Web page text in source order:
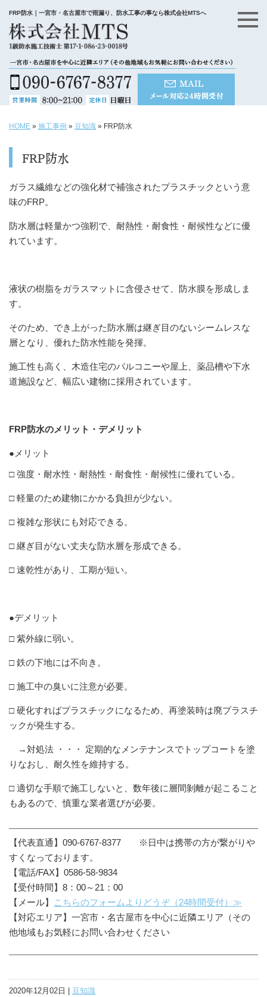
FRP防水｜一宮市・名古屋市で雨漏り、防水工事の事なら株式会社MTSへ
HOME » 施工事例 » 豆知識 » FRP防水
FRP防水
ガラス繊維などの強化材で補強されたプラスチックという意
味のFRP。
防水層は軽量かつ強靭で、耐熱性・耐食性・耐候性などに優
れています。
液状の樹脂をガラスマットに含侵させて、防水膜を形成しま
す。
そのため、でき上がった防水層は継ぎ目のないシームレスな
層となり、優れた防水性能を発揮。
施工性も高く、木造住宅のバルコニーや屋上、薬品槽や下水
道施設など、幅広い建物に採用されています。
FRP防水のメリット・デメリット
●メリット
□ 強度・耐水性・耐熱性・耐食性・耐候性に優れている。
□ 軽量のため建物にかかる負担が少ない。
□ 複雑な形状にも対応できる。
□ 継ぎ目がない丈夫な防水層を形成できる。
□ 速乾性があり、工期が短い。
●デメリット
□ 紫外線に弱い。
□ 鉄の下地には不向き。
□ 施工中の臭いに注意が必要。
□ 硬化すればプラスチックになるため、再塗装時は廃プラスチ
ックが発生する。
→対処法 ・・・ 定期的なメンテナンスでトップコートを塗
りなおし、耐久性を維持する。
□ 適切な手順で施工しないと、数年後に層間剝離が起こること
もあるので、慎重な業者選びが必要。
【代表直通】090-6767-8377 ※日中は携帯の方が繋がりや
すくなっております。
【電話/FAX】0586-58-9834
【受付時間】8：00～21：00
【メール】
こちらのフォームよりどうぞ（24時間受付）≫
【対応エリア】一宮市・名古屋市を中心に近隣エリア（その
他地域もお気軽にお問い合わせください
2020年12月02日 | 豆知識